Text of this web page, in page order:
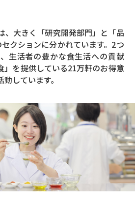
、大きく「研究開発部門」と「品
クションに分かれています。2つ
生活者の豊かな食生活への貢献
」を提供している21万軒のお得意
しています。